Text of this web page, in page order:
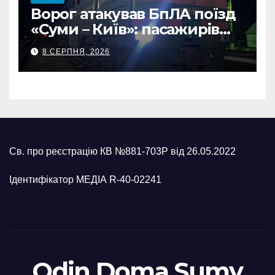
Ворог атакував БпЛА поїзд
«Суми – Київ»: пасажирів
встигли евакуювати
8 СЕРПНЯ, 2026
Св. про реєстрацію КВ №881-703Р від 26.05.2022
Ідентифікатор МЕДІА R-40-02241